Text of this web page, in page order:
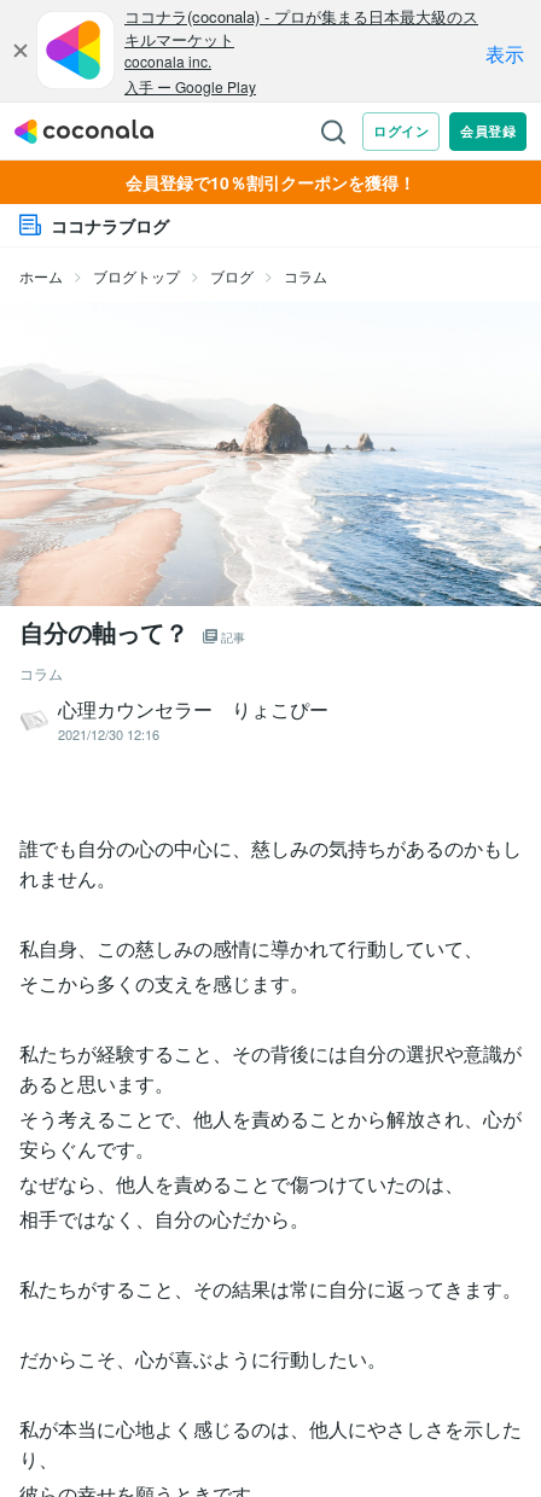
会員登録で10％割引クーポンを獲得！
ココナラブログ
ホーム ブログトップ ブログ コラム
自分の軸って？ 記事
コラム
心理カウンセラー りょこぴー
2021/12/30 12:16
誰でも自分の心の中心に、慈しみの気持ちがあるのかもし
れません。
私自身、この慈しみの感情に導かれて行動していて、
そこから多くの支えを感じます。
私たちが経験すること、その背後には自分の選択や意識が
あると思います。
そう考えることで、他人を責めることから解放され、心が
安らぐんです。
なぜなら、他人を責めることで傷つけていたのは、
相手ではなく、自分の心だから。
私たちがすること、その結果は常に自分に返ってきます。
だからこそ、心が喜ぶように行動したい。
私が本当に心地よく感じるのは、他人にやさしさを示した
り、